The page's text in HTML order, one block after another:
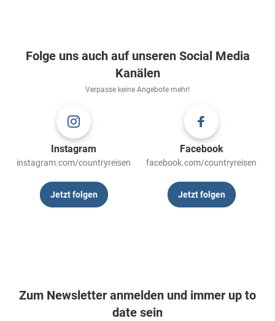
Folge uns auch auf unseren Social Media
Kanälen
Verpasse keine Angebote mehr!
Instagram
instagram.com/countryreisen
Jetzt folgen
Facebook
facebook.com/countryreisen
Jetzt folgen
Zum Newsletter anmelden und immer up to
date sein